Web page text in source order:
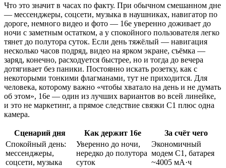
Что это значит в часах по факту. При обычном смешанном дне
— мессенджеры, соцсети, музыка в наушниках, навигатор по
дороге, немного видео и фото — 16e уверенно доживает до
ночи с заметным остатком, а у спокойного пользователя легко
тянет до полутора суток. Если день тяжёлый — навигация
несколько часов подряд, видео на ярком экране, съёмка —
заряд, конечно, расходуется быстрее, но и тогда до вечера
дотягивает без паники. Постоянно искать розетку, как с
некоторыми тонкими флагманами, тут не приходится. Для
человека, которому важно «чтобы хватало на день и не думать
об этом», 16e — один из лучших вариантов во всей линейке,
и это не маркетинг, а прямое следствие связки C1 плюс одна
камера.
Сценарий дня Как держит 16e
За счёт чего
Спокойный день:
мессенджеры,
соцсети, музыка
Уверенно до ночи,
нередко до полутора
суток
Экономичный
модем C1, батарея
~4005 мА·ч